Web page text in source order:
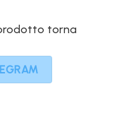
torna